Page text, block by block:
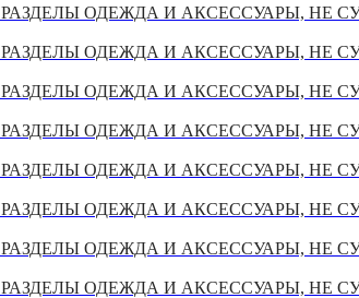
ОДЕЖДА И АКСЕССУАРЫ, НЕ
ОДЕЖДА И АКСЕССУАРЫ, НЕ
ОДЕЖДА И АКСЕССУАРЫ, НЕ
ОДЕЖДА И АКСЕССУАРЫ, НЕ
ОДЕЖДА И АКСЕССУАРЫ, НЕ
ОДЕЖДА И АКСЕССУАРЫ, НЕ
ОДЕЖДА И АКСЕССУАРЫ, НЕ
ОДЕЖДА И АКСЕССУАРЫ, НЕ